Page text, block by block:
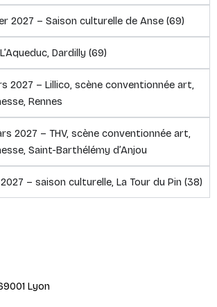
2027 – Saison culturelle de Anse (69)
Dardilly (69)
2027 – Lillico, scène conventionnée art,
Rennes
2027 – THV, scène conventionnée art,
Saint-Barthélémy d’Anjou
2027 – saison culturelle, La Tour du Pin (38)
Lyon